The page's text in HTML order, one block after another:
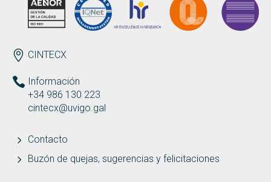
ENDEREZO ES
CINTECX
Información
+34 986 130 223
cintecx@uvigo.gal
Contacto
Buzón de quejas, sugerencias y felicitaciones